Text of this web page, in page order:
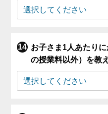
お子さま1人あたり
の授業料以外）を教